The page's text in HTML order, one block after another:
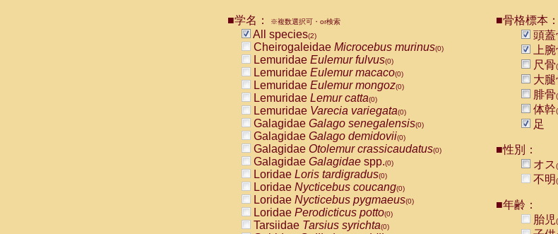
AtelidaeAteles belzebuth
AtelidaeAteles geoffroyi
AtelidaeAteles paniscus(0)
AtelidaeAtelesspp. (0)
AtelidaeLagothrix lagothricha
AtelidaeLagothrix lagothricha cana
PitheciidaeCacajao calvus rubicundus
PitheciidaeCallicebus cupreus
PitheciidaeCallicebus donacophilus
PitheciidaeCallicebus moloch
PitheciidaeCallicebus torquatus(0)
PitheciidaeCallicebusspp.
PitheciidaeChiropotes satanas
PitheciidaePithecia monachus
PitheciidaePithecia pithecia (0)
CercopithecidaeCercocebus agilis
CercopithecidaeCercocebus galeritus chrysogaster
■学名： ※複数選択可・or検索
All species(2)
Cheirogaleidae Microcebus murinus(0)
Lemuridae Eulemur fulvus(0)
Lemuridae Eulemur macaco(0)
Lemuridae Eulemur mongoz(0)
Lemuridae Lemur catta(0)
Lemuridae Varecia variegata(0)
Galagidae Galago senegalensis(0)
Galagidae Galago demidovii(0)
Galagidae Otolemur crassicaudatus(0)
Galagidae Galagidae spp.(0)
Loridae Loris tardigradus(0)
Loridae Nycticebus coucang(0)
Loridae Nycticebus pygmaeus(0)
Loridae Perodicticus potto(0)
Tarsiidae Tarsius syrichta(0)
■骨格標本：
頭蓋
上
尺骨
大腿
腓骨
体幹
足
■性別：
オス
不明
■年齢：
胎児